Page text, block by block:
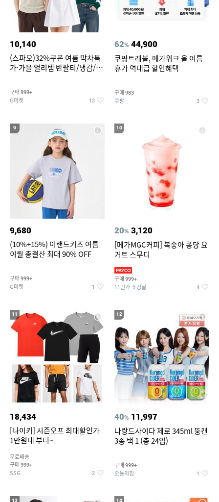
10,140
(스파오)32%쿠폰 여름 막차특
가·가을 얼리템 반팔티/냉감/반
건 외 ~74%OFF
구매 999+
G마켓 13
62% 44,900
쿠팡트래블, 메가위크 올 여름
휴가 역대급 할인혜택
구매 983
쿠팡 3
9
9,680
(10%+15%) 이랜드키즈 여름
이월 총결산 최대 90% OFF
구매 999+
G마켓 1
10
20% 3,120
[메가MGC커피] 복숭아 퐁당 요
거트 스무디
구매 999+
11번가 쇼킹딜 4
11
18,434
[나이키] 시즌오프 최대할인가
1만원대 부터~
무료배송
구매 999+
SSG 2
12
40% 11,997
나랑드사이다 제로 345ml 뚱캔
3종 택 1 (총 24입)
구매 999+
오늘의집 1
13 14